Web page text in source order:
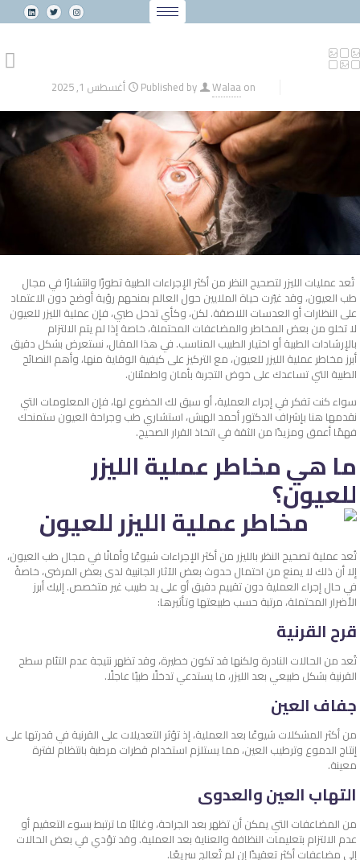
Published by Walaaon أغسطس 1, 2025
تُعد عمليات الليزر لتصحيح النظر من أكثر الإجراءات الطبية تطورًا وانتشارًا في مجال
طب العيون، وقد غيّرت حياة الملايين حول العالم بمنحهم رؤية أوضح دون الاعتماد
على النظارات أو العدسات اللاصقة. لكن، وكأي تدخل طبي، فإن عملية الليزر للعيون
لا تخلو من بعض المخاطر والمضاعفات المحتملة، خاصة إذا لم يتم الالتزام
بالإرشادات الطبية أو اختيار الطبيب المناسب. في هذا المقال، نستعرض بشكل دقيق
أبرز مخاطر عملية الليزر للعيون، مع التركيز على كيفية الوقاية منها، وأهم النصائح
الطبية التي تساعدك على خوض التجربة بأمان واطمئنان.
سواء كنت تفكر في إجراء العملية، أو سبق لك الخضوع لها، فإن المعلومات التي
نقدمها هنا بإشراف الدكتور أحمد الهبش، استشاري طب وجراحة العيون ستمنحك
فهمًا أعمق ومزيدًا من الثقة في اتخاذ القرار الصحيح.
ما هي مخاطر عملية الليزر
للعيون؟
تُعد عملية تصحيح النظر بالليزر من أكثر الإجراءات شيوعًا وأمانًا في مجال طب العيون،
إلا أن ذلك لا يمنع من احتمال حدوث بعض الآثار الجانبية لدى بعض المرضى، خاصةً
في حال إجراء العملية دون تقييم دقيق أو على يد طبيب غير متخصص.إليك أبرز
الأضرار المحتملة، مرتبة حسب طبيعتها وتأثيرها:
قرح القرنية
تُعد من الحالات النادرة ولكنها قد تكون خطيرة، وقد تظهر نتيجة عدم التئام سطح
القرنية بشكل طبيعي بعد الليزر، ما يستدعي تدخلًا طبيًا عاجلًا.
جفاف العين
من أكثر المشكلات شيوعًا بعد العملية، إذ تؤثر التعديلات على القرنية في قدرتها على
إنتاج الدموع وترطيب العين، مما يستلزم استخدام قطرات مرطبة بانتظام لفترة
معينة.
التهاب العين والعدوى
من المضاعفات التي يمكن أن تظهر بعد الجراحة، وغالبًا ما ترتبط بسوء التعقيم أو
عدم الالتزام بتعليمات النظافة والعناية بعد العملية. وقد تؤدي في بعض الحالات
إلى مضاعفات أكثر تعقيدًا إن لم تُعالج سريعًا.